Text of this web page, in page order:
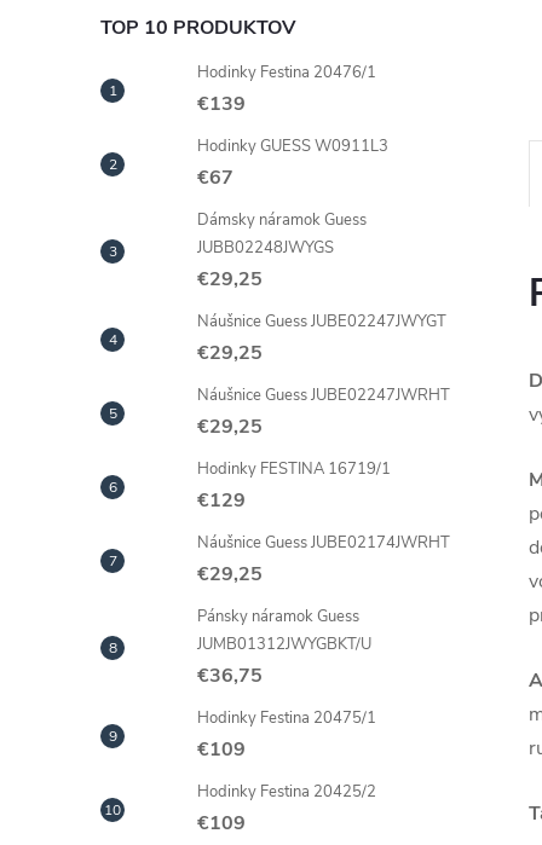
TOP 10 PRODUKTOV
Hodinky Festina 20476/1
€139
Hodinky GUESS W0911L3
€67
Dámsky náramok Guess
JUBB02248JWYGS
€29,25
Náušnice Guess JUBE02247JWYGT
€29,25
Náušnice Guess JUBE02247JWRHT
€29,25
Hodinky FESTINA 16719/1
€129
Náušnice Guess JUBE02174JWRHT
€29,25
Pánsky náramok Guess
JUMB01312JWYGBKT/U
€36,75
Hodinky Festina 20475/1
€109
Hodinky Festina 20425/2
€109